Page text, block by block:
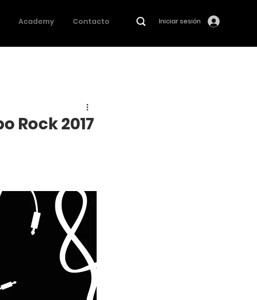
Iniciar sesión
Academy Contacto
Rock 2017